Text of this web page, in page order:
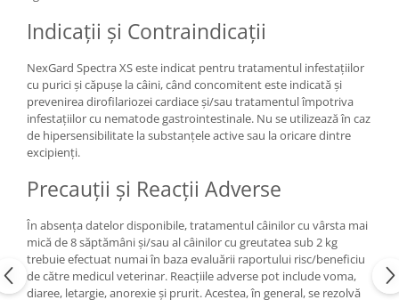
Indicații și Contraindicații
NexGard Spectra XS este indicat pentru tratamentul infestațiilor
cu purici și căpușe la câini, când concomitent este indicată și
prevenirea dirofilariozei cardiace și/sau tratamentul împotriva
infestațiilor cu nematode gastrointestinale. Nu se utilizează în caz
de hipersensibilitate la substanțele active sau la oricare dintre
excipienți.
Precauții și Reacții Adverse
În absența datelor disponibile, tratamentul câinilor cu vârsta mai
mică de 8 săptămâni și/sau al câinilor cu greutatea sub 2 kg
trebuie efectuat numai în baza evaluării raportului risc/beneficiu
de către medicul veterinar. Reacțiile adverse pot include voma,
diaree, letargie, anorexie și prurit. Acestea, în general, se rezolvă